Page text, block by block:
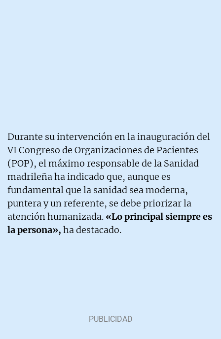
Durante su intervención en la inauguración del
VI Congreso de Organizaciones de Pacientes
(POP), el máximo responsable de la Sanidad
madrileña ha indicado que, aunque es
fundamental que la sanidad sea moderna,
puntera y un referente, se debe priorizar la
atención humanizada. «Lo principal siempre es
la persona», ha destacado.